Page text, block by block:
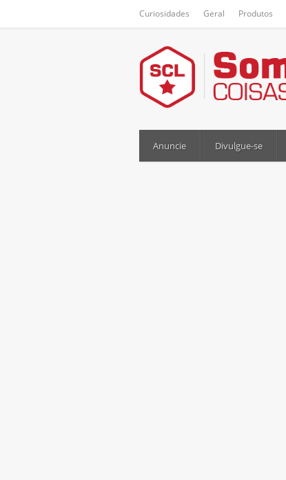
Curiosidades Geral Produtos
Anuncie Divulgue-se